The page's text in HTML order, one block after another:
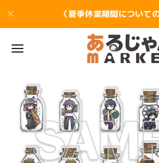
〈夏季休業期間について